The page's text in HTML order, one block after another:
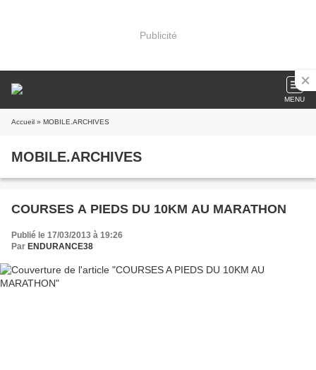
Publicité
MENU
Accueil » MOBILE.ARCHIVES
MOBILE.ARCHIVES
COURSES A PIEDS DU 10KM AU MARATHON
Publié le 17/03/2013 à 19:26
Par ENDURANCE38